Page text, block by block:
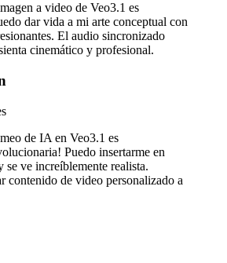
a video de Veo3.1 es
dar vida a mi arte conceptual con
El audio sincronizado
cinemático y profesional.
de IA en Veo3.1 es
Puedo insertarme en
se ve increíblemente realista.
contenido de video personalizado a